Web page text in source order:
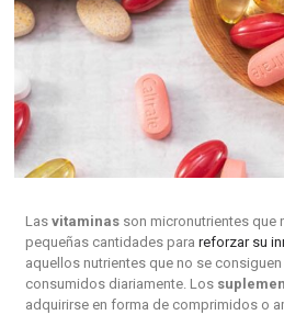
Las vitaminas son micronutrientes que
pequeñas cantidades para reforzar su
aquellos nutrientes que no se
consumidos diariamente. Los
adquirirse en forma de comprimidos o